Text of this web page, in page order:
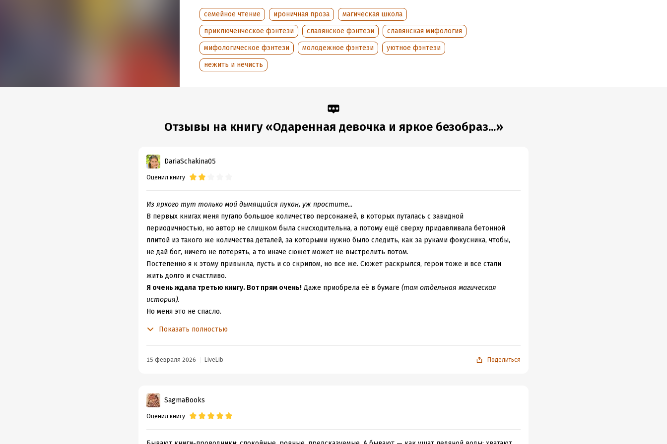
Подробная информация
Дата написания:1 января 2026
Объем: 790258
ISBN (EAN): 9785171793289
семейное чтение ироничная проза
магическая школа
приключенческое фэнтези
славянское фэнтези
славянская мифология
мифологическое фэнтези
молодежное фэнтези
уютное фэнтези
нежить и нечисть
Отзывы на книгу «Одаренная девочка и яркое безобраз...»
DariaSchakina05
Оценил книгу
Из яркого тут только мой дымящийся пукан, уж простите...
В первых книгах меня пугало большое количество персонажей, в которых путалась с завидной
периодичностью, но автор не слишком была снисходительна, а потому ещё сверху придавливала бетонной
плитой из такого же количества деталей, за которыми нужно было следить, как за руками фокусника, чтобы,
не дай бог, ничего не потерять, а то иначе сюжет может не выстрелить потом.
Постепенно я к этому привыкла, пусть и со скрипом, но все же. Сюжет раскрылся, герои тоже и все стали
жить долго и счастливо.
Я очень ждала третью книгу. Вот прям очень! Даже приобрела её в бумаге (там отдельная магическая
история).
Но меня это не спасло.
Сам стиль какой -то рваный. В первых книгах тоже все было непросто, но я как - то пристрелялась левым
перескакивающий с одной темы на другую, странно формулирующий предложения, граничащие между
"лёгкой подростковой небрежностью" и "вращала я ваш синтаксис на всех лопастях вентилятора".
«Пазл как с первых дней их знакомства не складывался,
Показать полностью
15 февраля 2026 LiveLib Поделиться
SagmaBooks
Оценил книгу